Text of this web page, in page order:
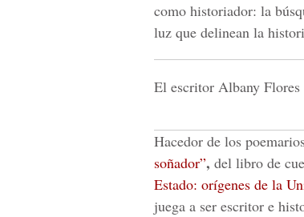
como historiador: la
luz que delinean la
El escritor Albany Flores
Hacedor de los
soñador”, del libro de
Estado: orígenes de la
juega a ser escritor e